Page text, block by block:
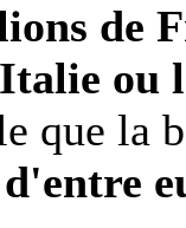
de
ou
que la